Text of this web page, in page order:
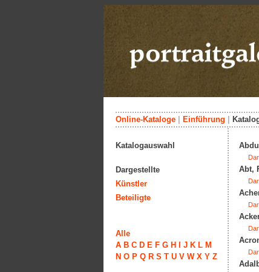
Online-Kataloge Einführung
Abt,
Katalogauswahl
Dargestellte
Künstler
Beteiligte
Alle
A B C D E F G H J K L M
N O P Q R S T U V W X Y Z